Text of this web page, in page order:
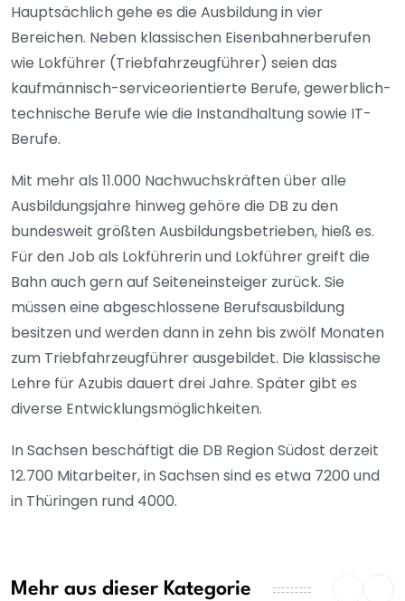
Hauptsächlich gehe es die Ausbildung in vier
Bereichen. Neben klassischen Eisenbahnerberufen
wie Lokführer (Triebfahrzeugführer) seien das
kaufmännisch-serviceorientierte Berufe, gewerblich-
technische Berufe wie die Instandhaltung sowie IT-
Berufe.
Mit mehr als 11.000 Nachwuchskräften über alle
Ausbildungsjahre hinweg gehöre die DB zu den
bundesweit größten Ausbildungsbetrieben, hieß es.
Für den Job als Lokführerin und Lokführer greift die
Bahn auch gern auf Seiteneinsteiger zurück. Sie
müssen eine abgeschlossene Berufsausbildung
besitzen und werden dann in zehn bis zwölf Monaten
zum Triebfahrzeugführer ausgebildet. Die klassische
Lehre für Azubis dauert drei Jahre. Später gibt es
diverse Entwicklungsmöglichkeiten.
In Sachsen beschäftigt die DB Region Südost derzeit
12.700 Mitarbeiter, in Sachsen sind es etwa 7200 und
in Thüringen rund 4000.
Mehr aus dieser Kategorie